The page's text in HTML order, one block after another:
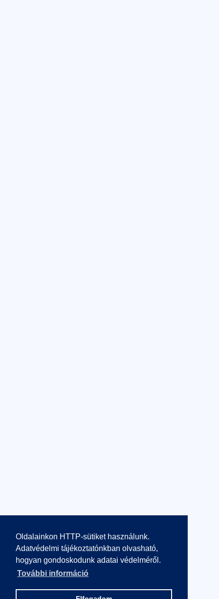
Oldalainkon HTTP-sütiket használunk.
Adatvédelmi tájékoztatónkban olvasható,
hogyan gondoskodunk adatai védelméről.
További információ